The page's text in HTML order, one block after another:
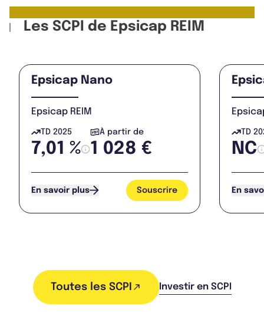
Les SCPI de Epsicap REIM
Epsicap Nano
Epsicap REIM
TD 2025
7,01 %
À partir de
1 028 €
En savoir plus Souscrire
TD
NC
En
Toutes les SCPI Investir en SCPI